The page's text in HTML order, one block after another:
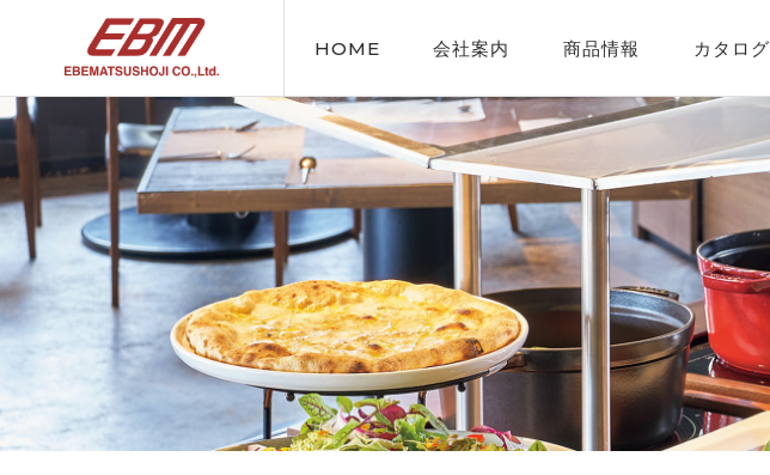
HOME 会社案内 商品情報 カタログ